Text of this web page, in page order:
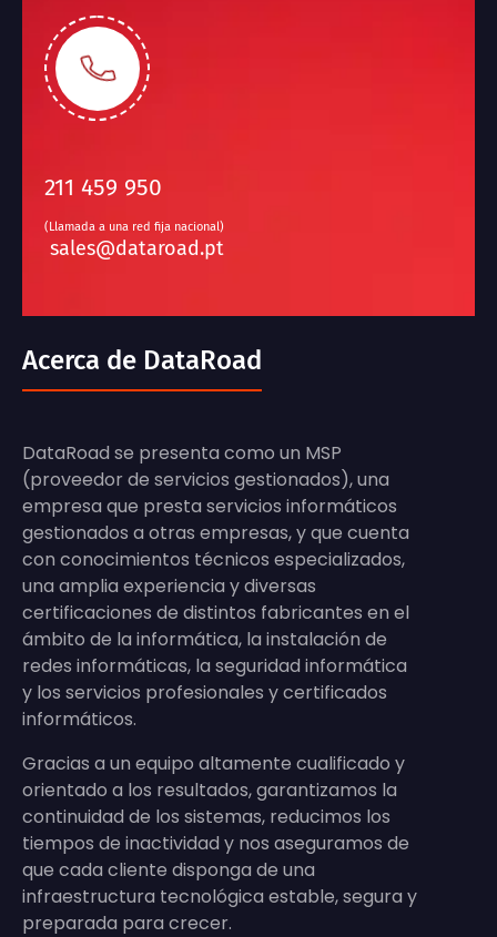
211 459 950
(Llamada a una red fija nacional)
sales@dataroad.pt
Acerca de DataRoad
DataRoad se presenta como un MSP
(proveedor de servicios gestionados), una
empresa que presta servicios informáticos
gestionados a otras empresas, y que cuenta
con conocimientos técnicos especializados,
una amplia experiencia y diversas
certificaciones de distintos fabricantes en el
ámbito de la informática, la instalación de
redes informáticas, la seguridad informática
y los servicios profesionales y certificados
informáticos.
Gracias a un equipo altamente cualificado y
orientado a los resultados, garantizamos la
continuidad de los sistemas, reducimos los
tiempos de inactividad y nos aseguramos de
que cada cliente disponga de una
infraestructura tecnológica estable, segura y
preparada para crecer.